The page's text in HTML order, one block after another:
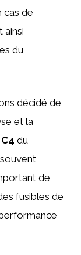
cas de
ainsi
du
décidé de
et la
du
de
fusibles de